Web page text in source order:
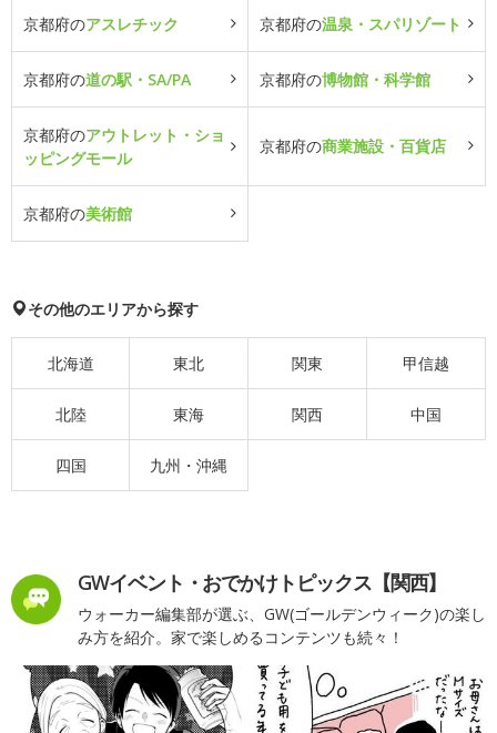
京都府のアスレチック 京都府の温泉・スパリゾート
京都府の道の駅・SA/PA 京都府の博物館・科学館
京都府のアウトレット・ショ
ッピングモール
京都府の商業施設・百貨店
京都府の美術館
その他のエリアから探す
北海道 東北 関東 甲信越
北陸 東海 関西 中国
四国 九州・沖縄
GWイベント・おでかけトピックス【関西】
ウォーカー編集部が選ぶ、GW(ゴールデンウィーク)の楽し
み方を紹介。家で楽しめるコンテンツも続々！